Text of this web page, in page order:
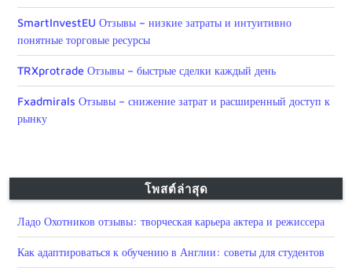
SmartInvestEU Отзывы – низкие затраты и интуитивно
понятные торговые ресурсы
TRXprotrade Отзывы – быстрые сделки каждый день
Fxadmirals Отзывы – снижение затрат и расширенный доступ к
рынку
โพสต์ล่าสุด
Ладо Охотников отзывы: творческая карьера актера и режиссера
Как адаптироваться к обучению в Англии: советы для студентов